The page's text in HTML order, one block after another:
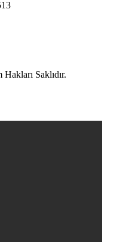
Saklıdır.